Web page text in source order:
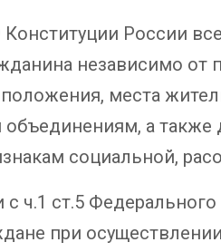
Конституции России
независимо от
места
а также
социальной,
с ч.1 ст.5
при